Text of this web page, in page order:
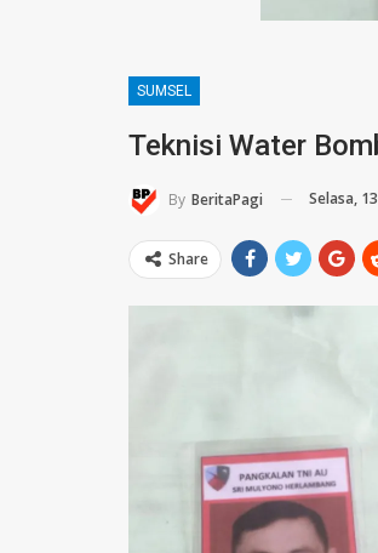
SUMSEL
Teknisi Water
By BeritaPagi Selasa,
Share